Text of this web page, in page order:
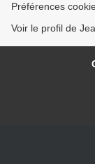
Préférences
Voir le profil de